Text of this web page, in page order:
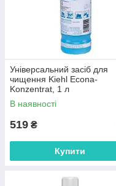
Універсальний засіб для
чищення Kiehl Econa-
Konzentrat, 1 л
В наявності
519 ₴
Купити